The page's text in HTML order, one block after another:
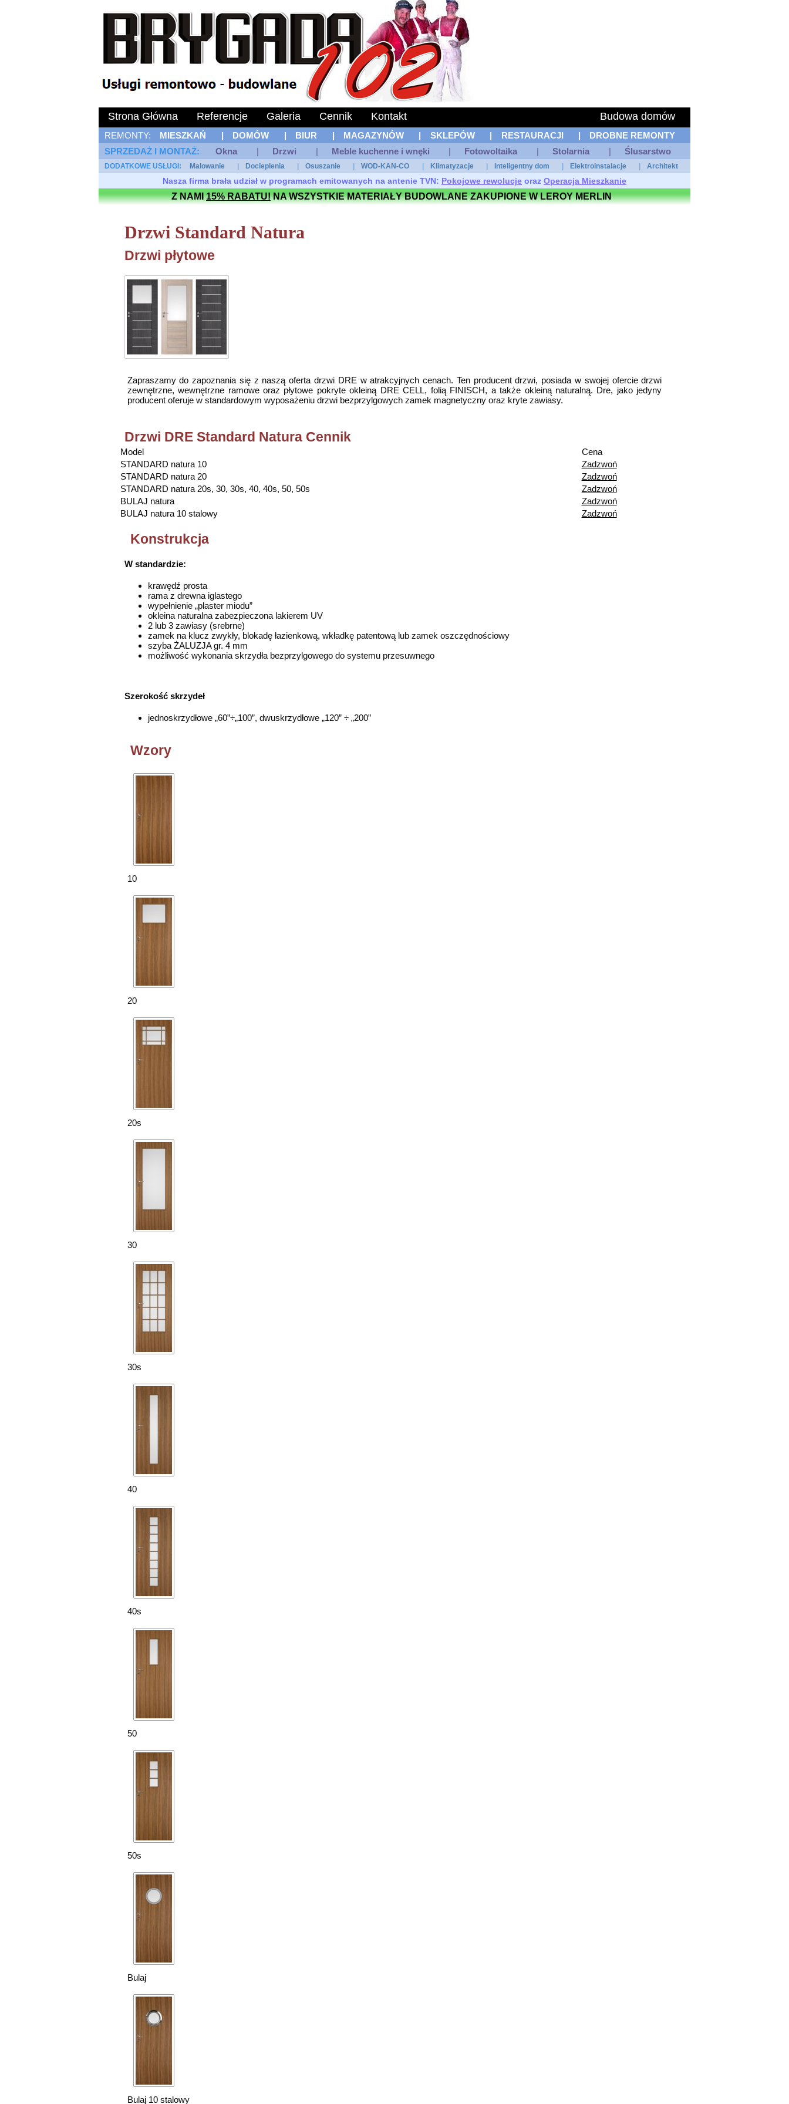
Strona Główna Referencje Galeria Cennik Kontakt Budowa domów
REMONTY: MIESZKAŃ | DOMÓW | BIUR | MAGAZYNÓW | SKLEPÓW | RESTAURACJI |
DROBNE REMONTY
SPRZEDAŻ I MONTAŻ:
Okna | Drzwi | Meble kuchenne i wnęki | Fotowoltaika | Stolarnia | Ślusarstwo
DODATKOWE USŁUGI: Malowanie Docieplenia Osuszanie WOD-KAN-CO Klimatyzacje Inteligentny dom Elektroinstalacje Architekt
Nasza firma brała udział w programach emitowanych na antenie TVN: Pokojowe rewolucje oraz Operacja Mieszkanie
Z NAMI15% RABATU!NA WSZYSTKIE MATERIAŁY BUDOWLANE ZAKUPIONE W LEROY MERLIN
Drzwi Standard Natura
Drzwi płytowe
Zapraszamy do zapoznania się z naszą oferta drzwi DRE w atrakcyjnych cenach. Ten producent drzwi, posiada w swojej ofercie drzwi
zewnętrzne, wewnętrzne ramowe oraz płytowe pokryte okleiną DRE CELL, folią FINISCH, a także okleiną naturalną. Dre, jako jedyny
producent oferuje w standardowym wyposażeniu drzwi bezprzylgowych zamek magnetyczny oraz kryte zawiasy.
Drzwi DRE Standard Natura Cennik
Model
Cena
STANDARD natura 10
Zadzwoń
STANDARD natura 20
Zadzwoń
STANDARD natura 20s, 30, 30s, 40, 40s, 50, 50s
Zadzwoń
BULAJ natura
Zadzwoń
BULAJ natura 10 stalowy
Zadzwoń
Konstrukcja
W standardzie:
krawędź prosta
rama z drewna iglastego
wypełnienie „plaster miodu”
okleina naturalna zabezpieczona lakierem UV
2 lub 3 zawiasy (srebrne)
zamek na klucz zwykły, blokadę łazienkową, wkładkę patentową lub zamek oszczędnościowy
szyba ŻALUZJA gr. 4 mm
możliwość wykonania skrzydła bezprzylgowego do systemu przesuwnego
Szerokość skrzydeł
jednoskrzydłowe „60”÷„100”, dwuskrzydłowe „120” ÷ „200”
Wzory
10
20
20s
30
30s
40
40s
50
50s
Bulaj
Bulaj 10 stalowy